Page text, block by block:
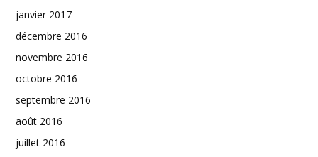
janvier 2017
décembre 2016
novembre 2016
octobre 2016
septembre 2016
août 2016
juillet 2016